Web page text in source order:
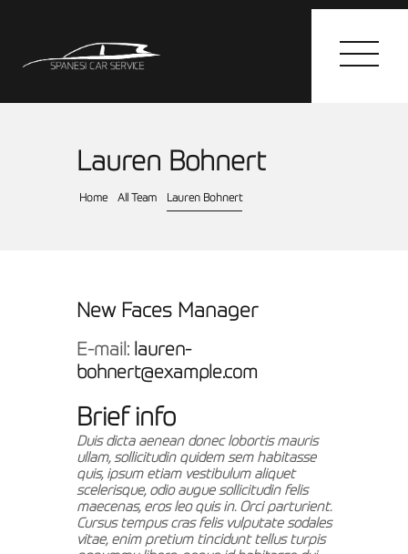
Lauren Bohnert
Home All Team Lauren Bohnert
HOME
I SERVIZI
New Faces Manager
E-mail: lauren-
bohnert@example.com
Brief info
Duis dicta aenean donec lobortis mauris
ullam, sollicitudin quidem sem habitasse
quis, ipsum etiam vestibulum aliquet
scelerisque, odio augue sollicitudin felis
maecenas, eros leo quis in. Orci parturient.
Cursus tempus cras felis vulputate sodales
vitae, enim pretium tincidunt tellus turpis